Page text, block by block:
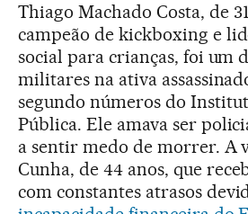
Thiago Machado Costa, de
campeão de kickboxing e
social para crianças, foi um
militares na ativa
segundo números do
Pública. Ele amava ser
a sentir medo de morrer. A
Cunha, de 44 anos, que
com constantes atrasos